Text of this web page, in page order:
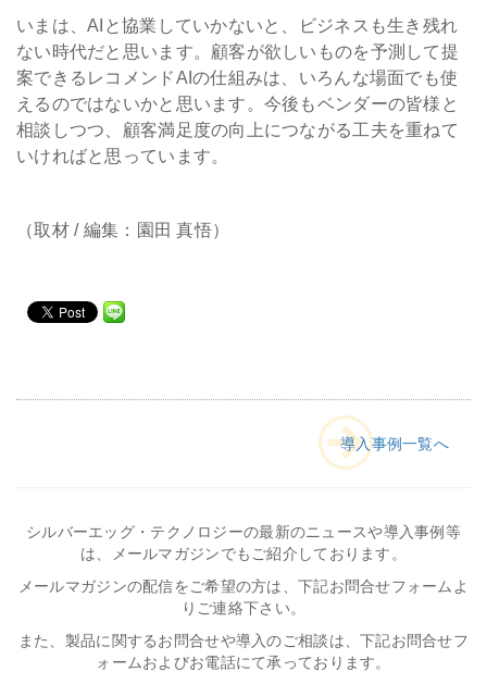
いまは、AIと協業していかないと、ビジネスも生き残れ
ない時代だと思います。顧客が欲しいものを予測して提
案できるレコメンドAIの仕組みは、いろんな場面でも使
えるのではないかと思います。今後もベンダーの皆様と
相談しつつ、顧客満足度の向上につながる工夫を重ねて
いければと思っています。
（取材 / 編集：園田 真悟）
導入事例一覧へ
シルバーエッグ・テクノロジーの最新のニュースや導入事例等
は、メールマガジンでもご紹介しております。
メールマガジンの配信をご希望の方は、下記お問合せフォームよ
りご連絡下さい。
また、製品に関するお問合せや導入のご相談は、下記お問合せフ
ォームおよびお電話にて承っております。